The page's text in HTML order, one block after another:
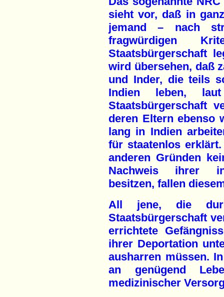
sieht vor, daß in
jemand – nach
fragwürdigen
Staatsbürgerschaft
wird übersehen, daß
und Inder, die teils
Indien leben,
Staatsbürgerschaft
deren Eltern ebenso
lang in Indien
für staatenlos
anderen Gründen
Nachweis ihrer
besitzen, fallen
All jene, die
Staatsbürgerschaft
errichtete
ihrer Deportation
ausharren müssen.
an genügend
medizinischer